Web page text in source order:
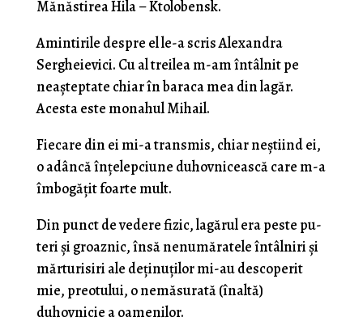
Mănăstirea Hila – Ktolobensk.
Amintirile despre el le-a scris Alexandra
Sergheievici. Cu al treilea m-am întâlnit pe
neaştepta­te chiar în baraca mea din lagăr.
Acesta este monahul Mihail.
Fiecare din ei mi-a transmis, chiar neştiind ei,
o adâncă înţelepciune duhovnicească care m-a
îmbogă­ţit foarte mult.
Din punct de vedere fizic, lagărul era peste pu­
teri şi groaznic, însă nenumăratele întâlniri şi
mărtu­risiri ale deţinuţilor mi-au descoperit
mie, preotului, o nemăsurată (înaltă)
duhovnicie a oamenilor.